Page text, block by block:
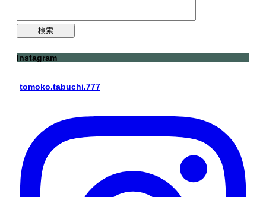
Instagram
tomoko.tabuchi.777